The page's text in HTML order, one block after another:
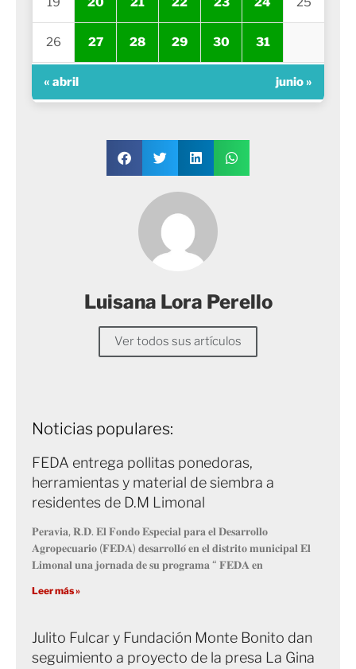
26 27 28 29 30 31
« abril junio »
Luisana Lora Perello
Ver todos sus artículos
Noticias populares:
FEDA entrega pollitas ponedoras,
herramientas y material de siembra a
residentes de D.M Limonal
𝐏𝐞𝐫𝐚𝐯𝐢𝐚, 𝐑.𝐃. 𝐄𝐥 𝐅𝐨𝐧𝐝𝐨 𝐄𝐬𝐩𝐞𝐜𝐢𝐚𝐥 𝐩𝐚𝐫𝐚 𝐞𝐥 𝐃𝐞𝐬𝐚𝐫𝐫𝐨𝐥𝐥𝐨
𝐀𝐠𝐫𝐨𝐩𝐞𝐜𝐮𝐚𝐫𝐢𝐨 (𝐅𝐄𝐃𝐀) 𝐝𝐞𝐬𝐚𝐫𝐫𝐨𝐥𝐥𝐨́ 𝐞𝐧 𝐞𝐥 𝐝𝐢𝐬𝐭𝐫𝐢𝐭𝐨 𝐦𝐮𝐧𝐢𝐜𝐢𝐩𝐚𝐥 𝐄𝐥
𝐋𝐢𝐦𝐨𝐧𝐚𝐥 𝐮𝐧𝐚 𝐣𝐨𝐫𝐧𝐚𝐝𝐚 𝐝𝐞 𝐬𝐮 𝐩𝐫𝐨𝐠𝐫𝐚𝐦𝐚 “ 𝐅𝐄𝐃𝐀 𝐞𝐧
Leer más »
Julito Fulcar y Fundación Monte Bonito dan
seguimiento a proyecto de la presa La Gina